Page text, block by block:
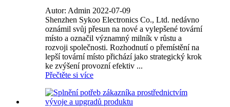
Autor: Admin 2022-07-09
Shenzhen Sykoo Electronics Co., Ltd. nedávno
oznámil svůj přesun na nové a vylepšené tovární
místo a označil významný milník v růstu a
rozvoji společnosti. Rozhodnutí o přemístění na
lepší tovární místo přichází jako strategický krok
ke zvýšení provozní efektiv ...
Přečtěte si více